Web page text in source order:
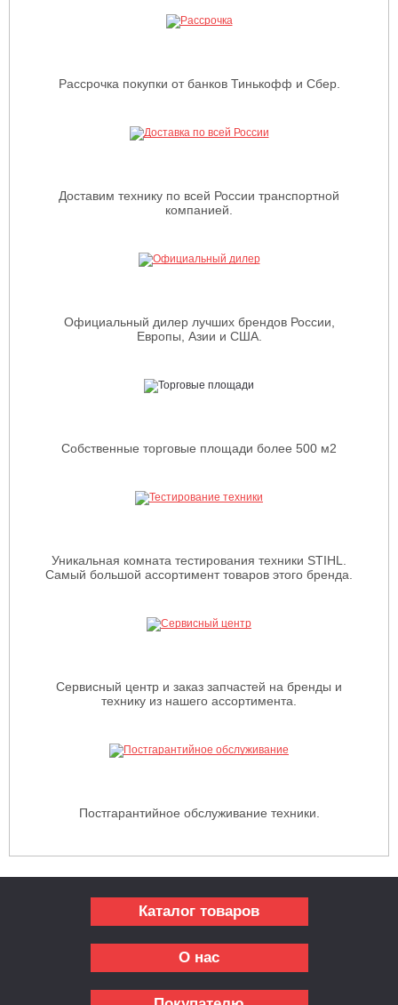
Рассрочка покупки от банков Тинькофф и Сбер.
Доставим технику по всей России транспортной
компанией.
Официальный дилер лучших брендов России,
Европы, Азии и США.
Собственные торговые площади более 500 м2
Уникальная комната тестирования техники STIHL.
Самый большой ассортимент товаров этого бренда.
Сервисный центр и заказ запчастей на бренды и
технику из нашего ассортимента.
Постгарантийное обслуживание техники.
Каталог товаров
О нас